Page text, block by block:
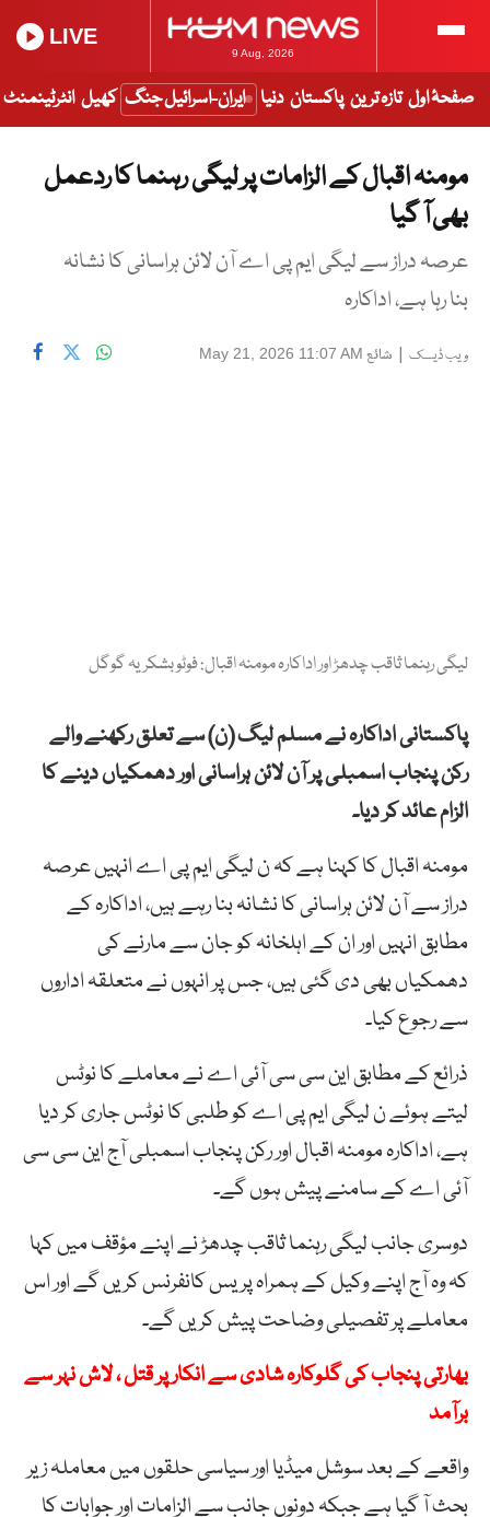
9 Aug, 2026
LIVE
صفحۂ اول تازہ ترین پاکستان دنیا ایران-اسرائیل جنگ کھیل انٹرٹینمنٹ
مومنہ اقبال کے الزامات پر لیگی رہنما کا ردعمل
بھی آ گیا
عرصہ دراز سے لیگی ایم پی اے آن لائن ہراسانی کا نشانہ
بنا رہا ہے، اداکارہ
ویب ڈیسک | شائع May 21, 2026 11:07 AM
لیگی رہنما ثاقب چدھڑ اور اداکارہ مومنہ اقبال: فوٹو بشکریہ گوگل
پاکستانی اداکارہ نے مسلم لیگ (ن) سے تعلق رکھنے والے
رکن پنجاب اسمبلی پر آن لائن ہراسانی اور دھمکیاں دینے کا
الزام عائد کر دیا۔
مومنہ اقبال کا کہنا ہے کہ ن لیگی ایم پی اے انہیں عرصہ
دراز سے آن لائن ہراسانی کا نشانہ بنا رہے ہیں، اداکارہ کے
مطابق انہیں اور ان کے اہلخانہ کو جان سے مارنے کی
دھمکیاں بھی دی گئی ہیں، جس پر انہوں نے متعلقہ اداروں
سے رجوع کیا۔
ذرائع کے مطابق این سی سی آئی اے نے معاملے کا نوٹس
لیتے ہوئے ن لیگی ایم پی اے کو طلبی کا نوٹس جاری کر دیا
ہے، اداکارہ مومنہ اقبال اور رکن پنجاب اسمبلی آج این سی سی
آئی اے کے سامنے پیش ہوں گے۔
دوسری جانب لیگی رہنما ثاقب چدھڑ نے اپنے مؤقف میں کہا
کہ وہ آج اپنے وکیل کے ہمراہ پریس کانفرنس کریں گے اور اس
معاملے پر تفصیلی وضاحت پیش کریں گے۔
بھارتی پنجاب کی گلوکارہ شادی سے انکار پر قتل ، لاش نہر سے
برآمد
واقعے کے بعد سوشل میڈیا اور سیاسی حلقوں میں معاملہ زیر
بحث آ گیا ہے جبکہ دونوں جانب سے الزامات اور جوابات کا